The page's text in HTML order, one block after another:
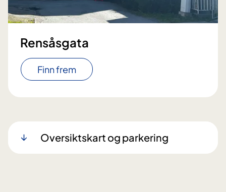
Rensåsgata
Finn frem
Oversiktskart og parkering